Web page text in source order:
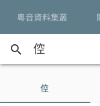
粵音資料集叢
search
倥